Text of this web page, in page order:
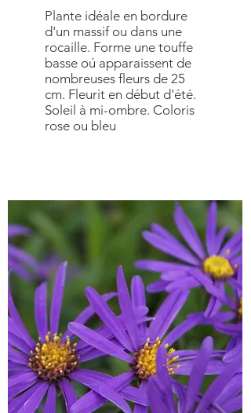
Plante idéale en bordure
d'un massif ou dans une
rocaille. Forme une touffe
basse oú apparaissent de
nombreuses fleurs de 25
cm. Fleurit en début d'été.
Soleil à mi-ombre. Coloris
rose ou bleu